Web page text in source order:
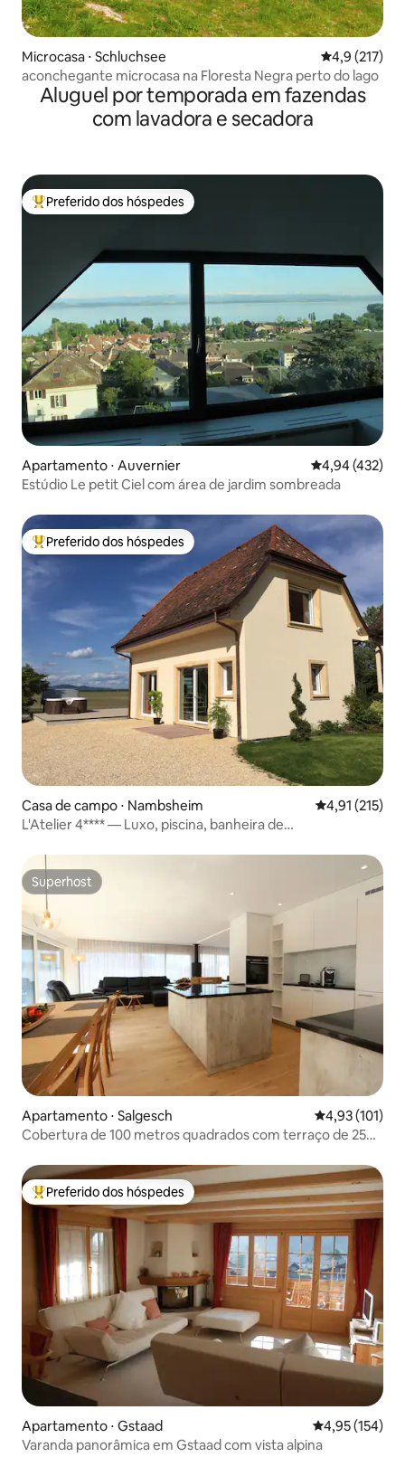
Microcasa ⋅ Schluchsee 4,9 de uma
4,9 (217)
aconchegante microcasa na Floresta Negra perto do lago
Aluguel por temporada em fazendas
com lavadora e secadora
Entre os melhores preferidos dos hóspedes
Preferido dos hóspedes
Apartamento ⋅ Auvernier 4,94 de uma
4,94 (432)
Estúdio Le petit Ciel com área de jardim sombreada
Entre os melhores preferidos dos hóspedes
Preferido dos hóspedes
Casa de campo ⋅ Nambsheim 4,91 de uma
4,91 (215)
L'Atelier 4**** — Luxo, piscina, banheira de
Superhost
Superhost
Apartamento ⋅ Salgesch 4,93 de uma
4,93 (101)
Cobertura de 100 metros quadrados com terraço de 250
Entre os melhores preferidos dos hóspedes
Preferido dos hóspedes
Apartamento ⋅ Gstaad 4,95 de uma
4,95 (154)
Varanda panorâmica em Gstaad com vista alpina